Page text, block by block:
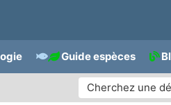
Guide espèces